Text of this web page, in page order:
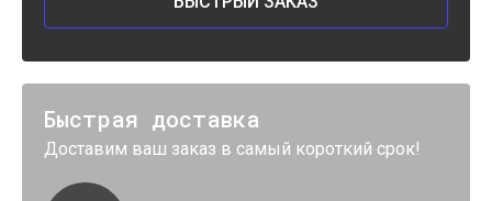
Быстрая доставка
Доставим ваш заказ в самый короткий срок!